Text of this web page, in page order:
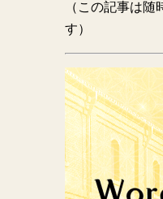
（この記事は随
す）